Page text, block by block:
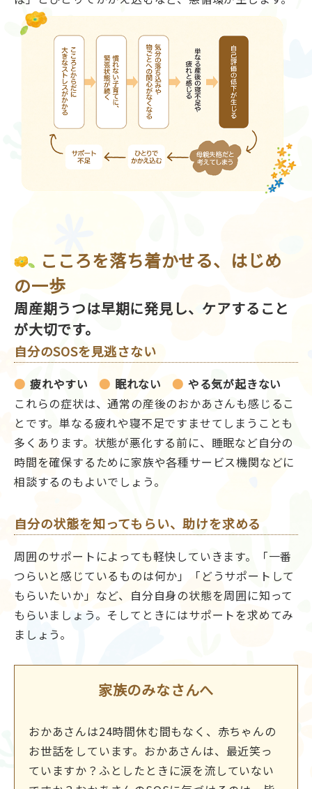
こころを落ち着かせる、はじめ
の一歩
周産期うつは早期に発見し、ケアすること
が大切です。
自分のSOSを見逃さない
疲れやすい 眠れない
やる気が起きない
これらの症状は、通常の産後のおかあさんも感じるこ
とです。単なる疲れや寝不足ですませてしまうことも
多くあります。状態が悪化する前に、睡眠など自分の
時間を確保するために家族や各種サービス機関などに
相談するのもよいでしょう。
自分の状態を知ってもらい、助けを求める
周囲のサポートによっても軽快していきます。「一番
つらいと感じているものは何か」「どうサポートして
もらいたいか」など、自分自身の状態を周囲に知って
もらいましょう。そしてときにはサポートを求めてみ
ましょう。
家族のみなさんへ
おかあさんは24時間休む間もなく、赤ちゃんの
お世話をしています。おかあさんは、最近笑っ
ていますか？ふとしたときに涙を流していない